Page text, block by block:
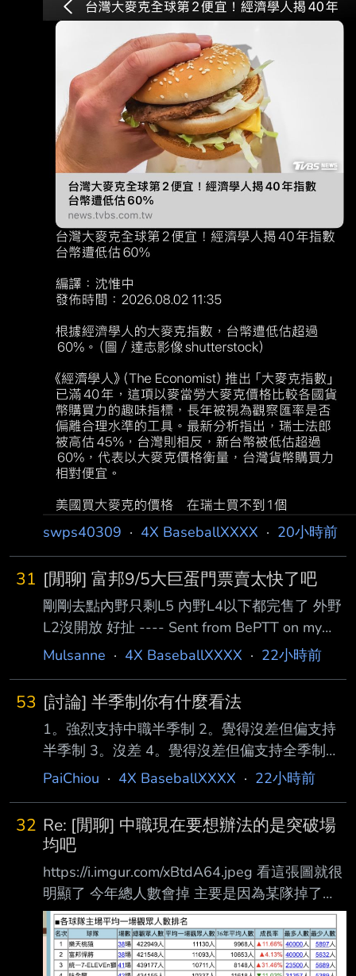
swps40309 · 4X BaseballXXXX · 20小時前
31 [閒聊] 富邦9/5大巨蛋門票賣太快了吧
剛剛去點內野只剩L5 內野L4以下都完售了 外野
L2沒開放 好扯 ---- Sent from BePTT on my
iPhone 15 Pro Max --
Mulsanne · 4X BaseballXXXX · 22小時前
53 [討論] 半季制你有什麼看法
1。強烈支持中職半季制 2。覺得沒差但偏支持
半季制 3。沒差 4。覺得沒差但偏支持全季制
5。強烈支持中職全季制 我是4 你呢 --
PaiChiou · 4X BaseballXXXX · 22小時前
32 Re: [閒聊] 中職現在要想辦法的是突破場
均吧
https://i.imgur.com/xBtdA64.jpeg 看這張圖就很
明顯了 今年總人數會掉 主要是因為某隊掉了
24.8%入場啊 等於少了四分之一觀眾 其他五隊
要補很困難啊 --